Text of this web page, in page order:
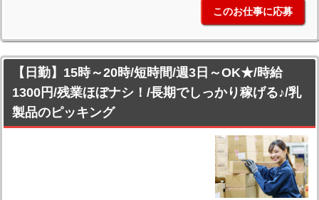
このお仕事に応募
【日勤】15時～20時/短時間/週3日～OK★/時給
1300円/残業ほぼナシ！/長期でしっかり稼げる♪/乳
製品のピッキング